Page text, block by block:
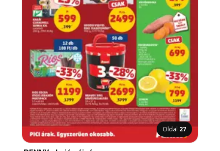
Oldal 27